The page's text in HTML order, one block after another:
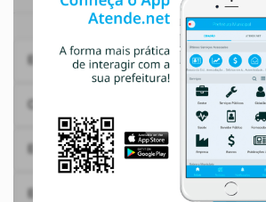
MAIS ACESSADOS
Emissão do Recibo de Pagamento
Emissão Tarifa de Água
Emissão Negativa de Débitos - CND